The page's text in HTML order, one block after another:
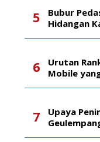
Bubur
Hidangan
Urutan
Mobile
Upaya